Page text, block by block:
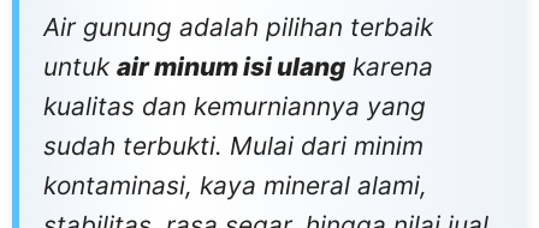
Air gunung adalah pilihan terbaik
untuk air minum isi ulangkarena
kualitas dan kemurniannya yang
sudah terbukti. Mulai dari minim
kontaminasi, kaya mineral alami,